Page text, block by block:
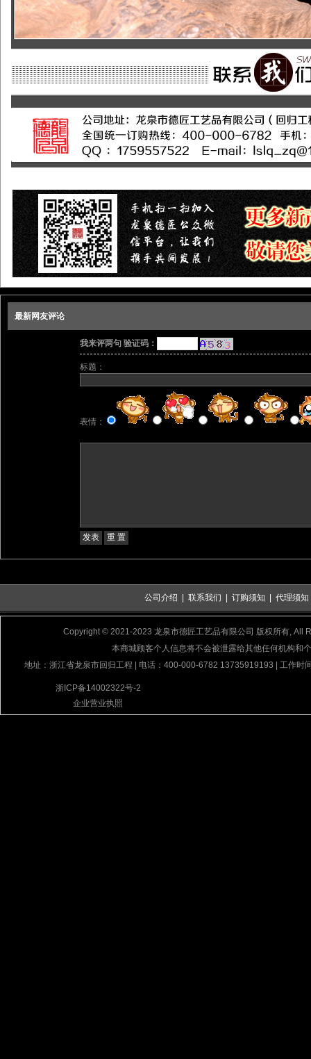
最新网友评论
我来评两句 验证码：
标题：
表情：
公司介绍 联系我们 订购须知 代理须知
Copyright © 2021-2023 龙泉市德匠工艺品有限公司 版权所有, All
本商城顾客个人信息将不会被泄露给其他任何机构和
地址：浙江省龙泉市回归工程 | 电话：400-000-6782 13735919193 | 工作时
浙ICP备14002322号-2
企业营业执照